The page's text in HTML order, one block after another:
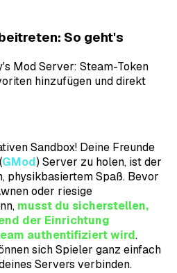
So geht's
Mod Server: Steam-Token
hinzufügen und direkt
Sandbox! Deine Freunde
(GMod) Server zu holen, ist der
physikbasiertem Spaß. Bevor
oder riesige
musst du sicherstellen,
der Einrichtung
authentifiziert wird.
sich Spieler ganz einfach
Servers verbinden.